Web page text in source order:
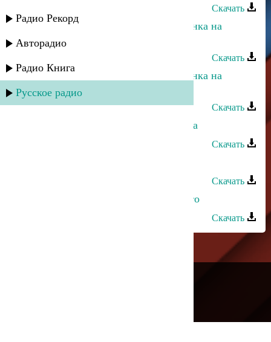
Радио Рекорд
Авторадио
Радио Книга
Русское радио
Скачать
Неизвестный исполнитель - Лезгинка на
народных инструментах - 5
Скачать
Неизвестный исполнитель - Лезгинка на
народных инструментах 1
Скачать
Марина Алиева и Замир - Лезгинка
Скачать
Скачать
Абусуфиян Тагиров - Где наше лето
Скачать